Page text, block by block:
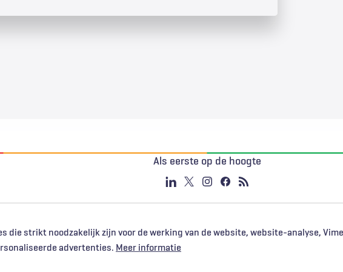
die strikt noodzakelijk zijn voor de werking van de website, website-analyse,
advertenties. Meer informatie
Als eerste op de hoogte